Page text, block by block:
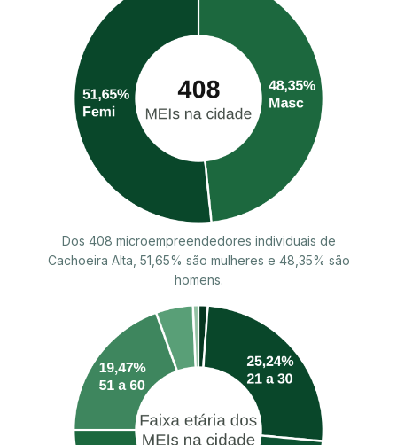
Dos 408 microempreendedores individuais de
Cachoeira Alta, 51,65% são mulheres e 48,35% são
homens.